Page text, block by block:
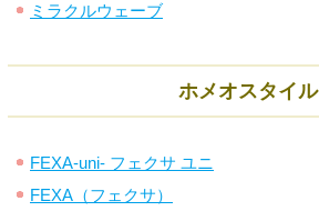
ミラクルウェーブ
ホメオスタイル
FEXA-uni- フェクサ ユニ
FEXA（フェクサ）